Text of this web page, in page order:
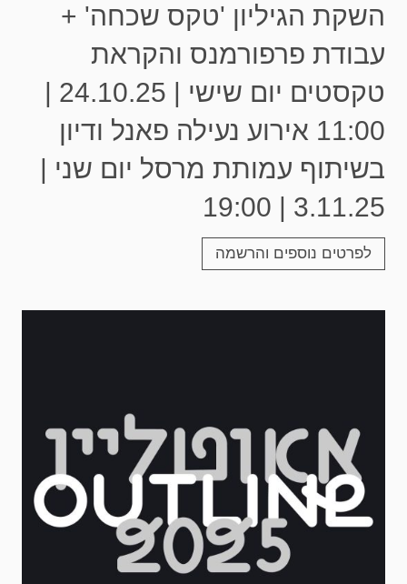
השקת הגיליון 'טקס שכחה' +
עבודת פרפורמנס והקראת
11:00 אירוע נעילה פאנל ודיון
בשיתוף עמותת מרסל יום שני |
3.11.25 | 19:00
לפרטים נוספים והרשמה